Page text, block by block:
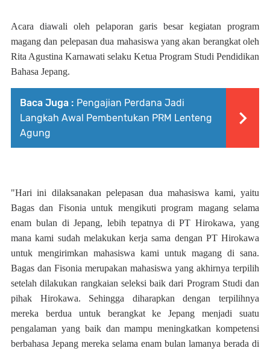
Acara diawali oleh pelaporan garis besar kegiatan program
magang dan pelepasan dua mahasiswa yang akan berangkat oleh
Rita Agustina Karnawati selaku Ketua Program Studi Pendidikan
Bahasa Jepang.
Baca Juga : Pengajian Perdana Jadi
Langkah Awal Pembentukan PRM Lenteng
Agung
"Hari ini dilaksanakan pelepasan dua mahasiswa kami, yaitu
Bagas dan Fisonia untuk mengikuti program magang selama
enam bulan di Jepang, lebih tepatnya di PT Hirokawa, yang
mana kami sudah melakukan kerja sama dengan PT Hirokawa
untuk mengirimkan mahasiswa kami untuk magang di sana.
Bagas dan Fisonia merupakan mahasiswa yang akhirnya terpilih
setelah dilakukan rangkaian seleksi baik dari Program Studi dan
pihak Hirokawa. Sehingga diharapkan dengan terpilihnya
mereka berdua untuk berangkat ke Jepang menjadi suatu
pengalaman yang baik dan mampu meningkatkan kompetensi
berbahasa Jepang mereka selama enam bulan lamanya berada di